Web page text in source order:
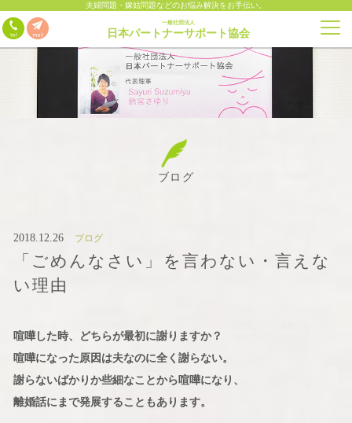
夫婦問題・嫁姑問題などのお悩み解決をお手伝い。
一般社団法人
日本パートナーサポート協会
ブログ
2018.12.26 ブログ
「ごめんなさい」を言わない・言えな
い理由
喧嘩した時、どちらが最初に謝りますか？
喧嘩になった原因は夫なのに全く謝らない。
謝らないばかりか些細なことから喧嘩になり、
離婚話にまで発展することもあります。